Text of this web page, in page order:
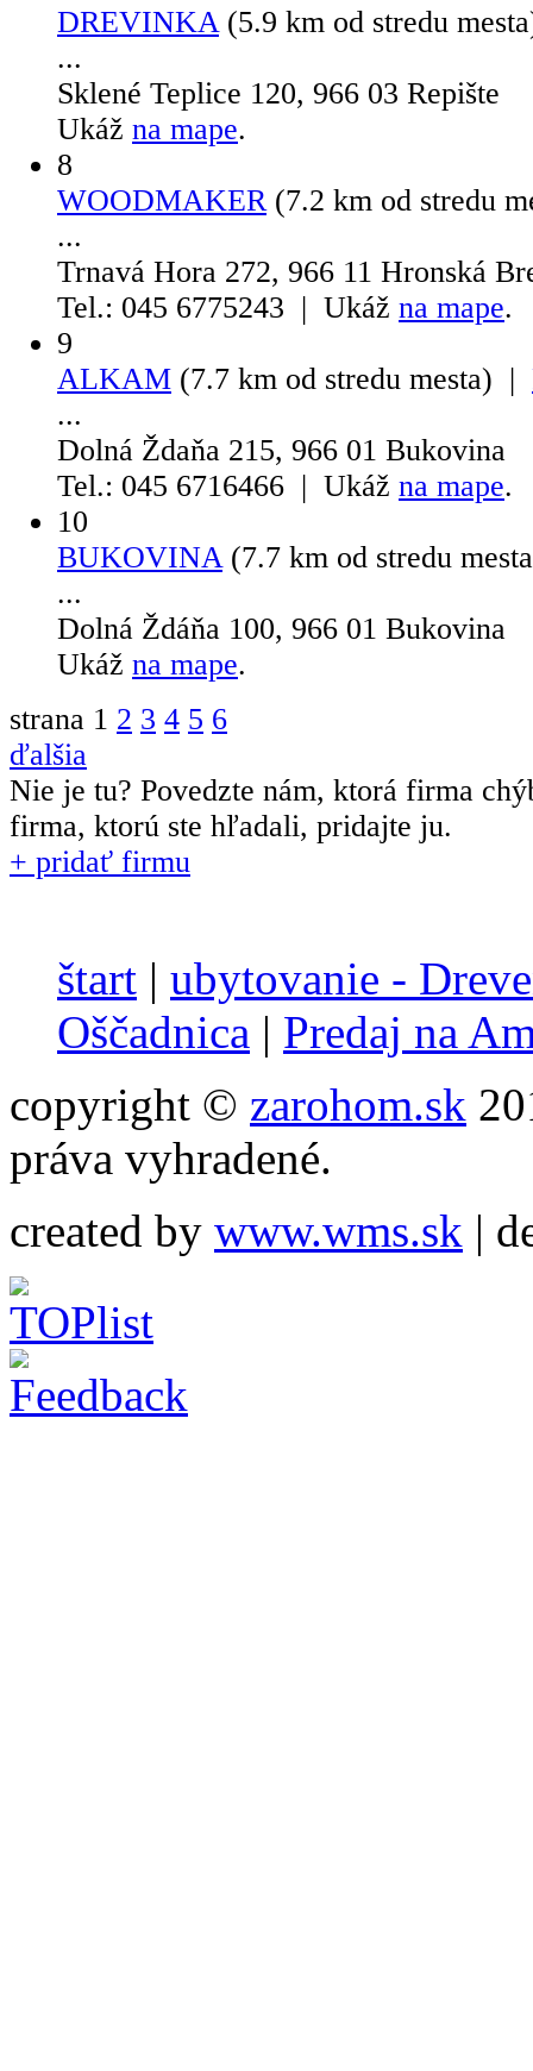
DREVINKA (5.9 km od stredu
...
Sklené Teplice 120, 966 03 Repište
Ukáž na mape.
8
WOODMAKER (7.2 km od stredu
...
Trnavá Hora 272, 966 11 Hronská
Tel.: 045 6775243 | Ukáž na mape.
9
ALKAM (7.7 km od stredu mesta) |
...
Dolná Ždaňa 215, 966 01 Bukovina
Tel.: 045 6716466 | Ukáž na mape.
10
BUKOVINA (7.7 km od stredu
...
Dolná Ždáňa 100, 966 01 Bukovina
Ukáž na mape.
strana 1 2 3 4 5 6
ďalšia
Nie je tu? Povedzte nám, ktorá firma
firma, ktorú ste hľadali, pridajte ju.
+ pridať firmu
štart | ubytovanie -
Oščadnica | Predaj na
copyright © zarohom.sk
práva vyhradené.
created by www.wms.sk |